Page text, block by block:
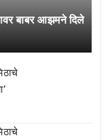
बाबर आझमने दिले